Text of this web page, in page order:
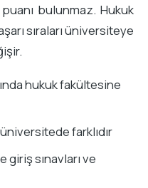
bulunmaz. Hukuk
sıraları üniversiteye
hukuk fakültesine
farklıdır
giriş sınavları ve